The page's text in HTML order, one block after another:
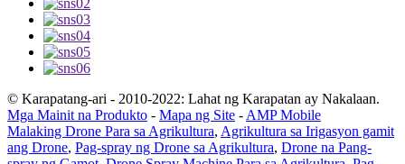
© Karapatang-ari - 2010-2022: Lahat ng Karapatan ay Nakalaan.
Mga Mainit na Produkto - Mapa ng Site - AMP Mobile
Malaking Drone Para sa Agrikultura, Agrikultura sa Irigasyon gamit
ang Drone, Pag-spray ng Drone sa Agrikultura, Drone na Pang-